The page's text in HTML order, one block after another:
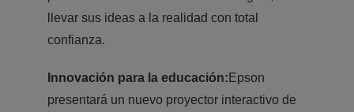
llevar sus ideas a la realidad con total
confianza.
Innovación para la educación: Epson
presentará un nuevo proyector interactivo de